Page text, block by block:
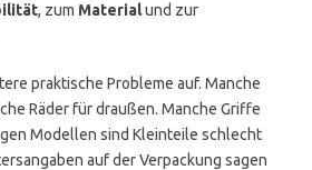
, zum Materialund zur
praktische Probleme auf. Manche
Räder für draußen. Manche Griffe
Modellen sind Kleinteile schlecht
auf der Verpackung sagen